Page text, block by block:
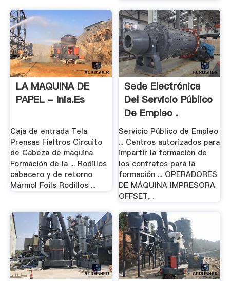
LA MAQUINA DE
PAPEL - Inia.es
Caja de entrada Tela
Prensas Fieltros Circuito
de Cabeza de máquina
Formación de la ... Rodillos
cabecero y de retorno
Mármol Foils Rodillos ...
Sede Electrónica
Del Servicio Público
De Empleo .
Servicio Público de Empleo
... Centros autorizados para
impartir la formación de
los contratos para la
formación ... OPERADORES
DE MÁQUINA IMPRESORA
OFFSET, .